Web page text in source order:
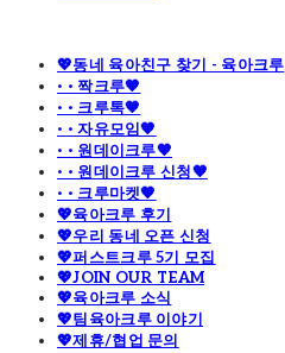
💖동네 육아친구 찾기 - 육아크루
· · 짝크루🧡
· · 크루톡🧡
· · 자유모임🧡
· · 원데이크루🧡
· · 원데이크루 신청🧡
· · 크루마켓🧡
💖육아크루 후기
💖우리 동네 오픈 신청
💖퍼스트크루 5기 모집
💖JOIN OUR TEAM
💖육아크루 소식
💖팀육아크루 이야기
💖제휴/협업 문의